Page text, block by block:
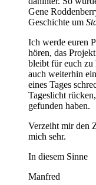
Gene
Geschichte um
Ich werde euren
hören, das
bleibt für euch zu
auch weiterhin
eines Tages
Tageslicht
gefunden haben.
Verzeiht mir den
mich sehr.
In diesem Sinne
Manfred